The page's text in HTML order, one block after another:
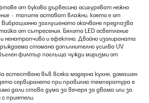
от букова дървесина осигуряват нежно
– тапите остават влажни, което е от
заглушеното окачване предпазва
от сътресения. Бялото LED осветление
ненатрапчиво и ефектно. Двойно изолираната
стомана допълнително усилва UV
филтър поглъща чужди миризми от
естествено във всяка модерна кухня, домашен
сервирането при правилна температура е
дали става дума за вечеря за двама или за
приятели.